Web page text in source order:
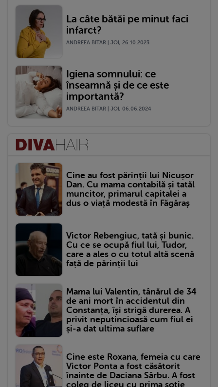
La câte bătăi pe minut faci
infarct?
ANDREEA BITAR | JOI, 26.10.2023
Igiena somnului: ce
înseamnă și de ce este
importantă?
ANDREEA BITAR | JOI, 06.06.2024
Cine au fost părinții lui Nicușor
Dan. Cu mama contabilă și tatăl
muncitor, primarul capitalei a
dus o viață modestă în Făgăraș
Victor Rebengiuc, tată și bunic.
Cu ce se ocupă fiul lui, Tudor,
care a ales o cu totul altă scenă
față de părinții lui
Mama lui Valentin, tânărul de 34
de ani mort în accidentul din
Constanța, își strigă durerea. A
privit neputincioasă cum fiul ei
și-a dat ultima suflare
Cine este Roxana, femeia cu care
Victor Ponta a fost căsătorit
înainte de Daciana Sârbu. A fost
coleg de liceu cu prima soție